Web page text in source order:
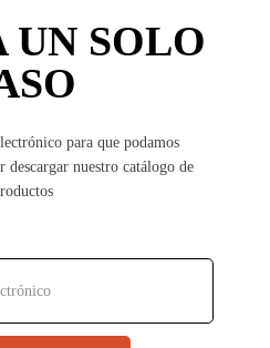
UN SOLO
para que podamos
descargar nuestro catálogo de